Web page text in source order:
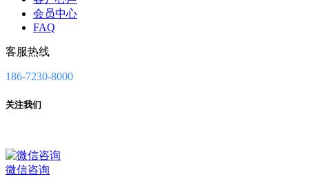
会员中心
FAQ
客服热线
186-7230-8000
关注我们
微信咨询